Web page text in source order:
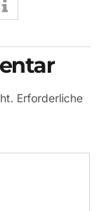
Erforderliche